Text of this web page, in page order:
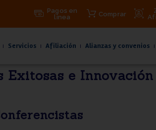
Pagos en
línea
Comprar
Servicios Afiliación Alianzas y convenios
Exitosas e